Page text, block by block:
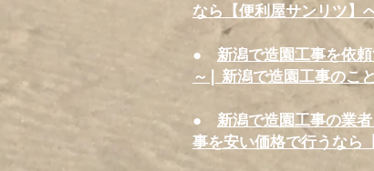
なら【便利屋サンリツ】
● 新潟で造園工事を依
～| 新潟で造園工事のこ
● 新潟で造園工事の業
事を安い価格で行うなら